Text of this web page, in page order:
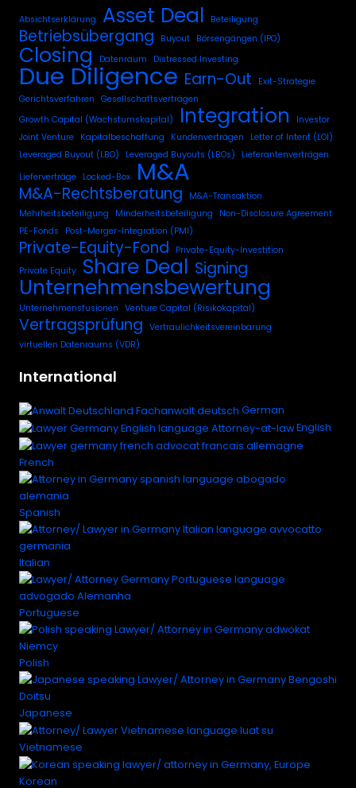
Absichtserklärung Asset Deal Beteiligung
Betriebsübergang Buyout Börsengängen (IPO)
Closing Datenraum Distressed Investing
Due Diligence Earn-Out
Exit-Strategie
Gerichtsverfahren Gesellschaftsverträgen
Growth Capital (Wachstumskapital)
Integration
Investor
Joint Venture Kapitalbeschaffung Kundenverträgen
Letter of Intent (LOI)
Leveraged Buyout (LBO)
Leveraged Buyouts (LBOs)
Lieferantenverträgen
Lieferverträge Locked-Box M&A
M&A-Rechtsberatung
M&A-Transaktion
Mehrheitsbeteiligung
Minderheitsbeteiligung
Non-Disclosure Agreement
PE-Fonds
Post-Merger-Integration (PMI)
Private-Equity-Fond
Private-Equity-Investition
Private Equity Share Deal Signing
Unternehmensbewertung
Unternehmensfusionen Venture Capital (Risikokapital)
Vertragsprüfung Vertraulichkeitsvereinbarung
virtuellen Datenraums (VDR)
International
German
English
French
Spanish
Italian
Portuguese
Polish
Japanese
Vietnamese
Korean